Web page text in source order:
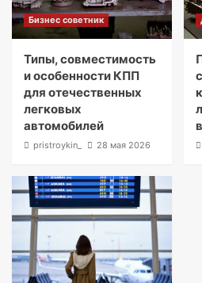
Бизнес советник
Типы, совместимость
и особенности КПП
для отечественных
легковых
автомобилей
pristroykin_ 28 мая 2026